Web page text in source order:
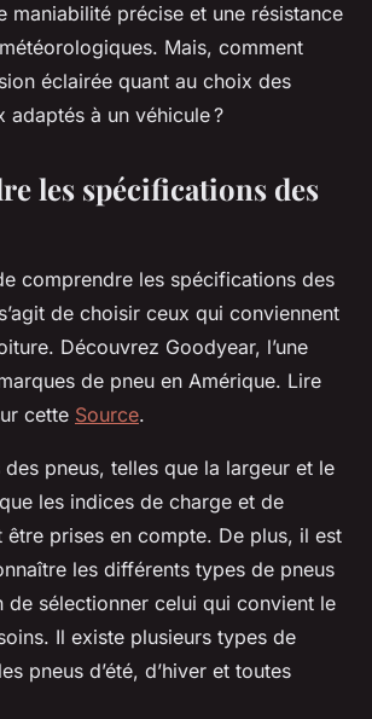
maniabilité précise et une résistance
Mais, comment
éclairée quant au choix des
adaptés à un véhicule ?
les spécifications des
comprendre les spécifications des
de choisir ceux qui conviennent
Découvrez Goodyear, l’une
de pneu en Amérique. Lire
cette Source.
des pneus, telles que la largeur et le
les indices de charge et de
être prises en compte. De plus, il est
les différents types de pneus
de sélectionner celui qui convient le
Il existe plusieurs types de
pneus d’été, d’hiver et toutes